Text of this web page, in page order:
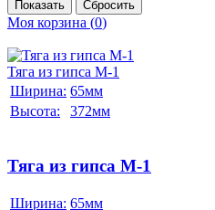
Моя корзина (0)
Тяга из гипса М-1
Ширина: 65мм
Высота:
372мм
Тяга из гипса М-1
Ширина: 65мм